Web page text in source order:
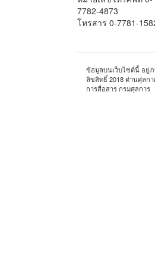
7782-4873
โทรสาร 0-7781-
ข้อมูลบนเว็บไซต์นี้ อยู่ภ
ลิขสิทธิ์ 2018 ด่านศุลก
การสื่อสาร กรมศุลการ